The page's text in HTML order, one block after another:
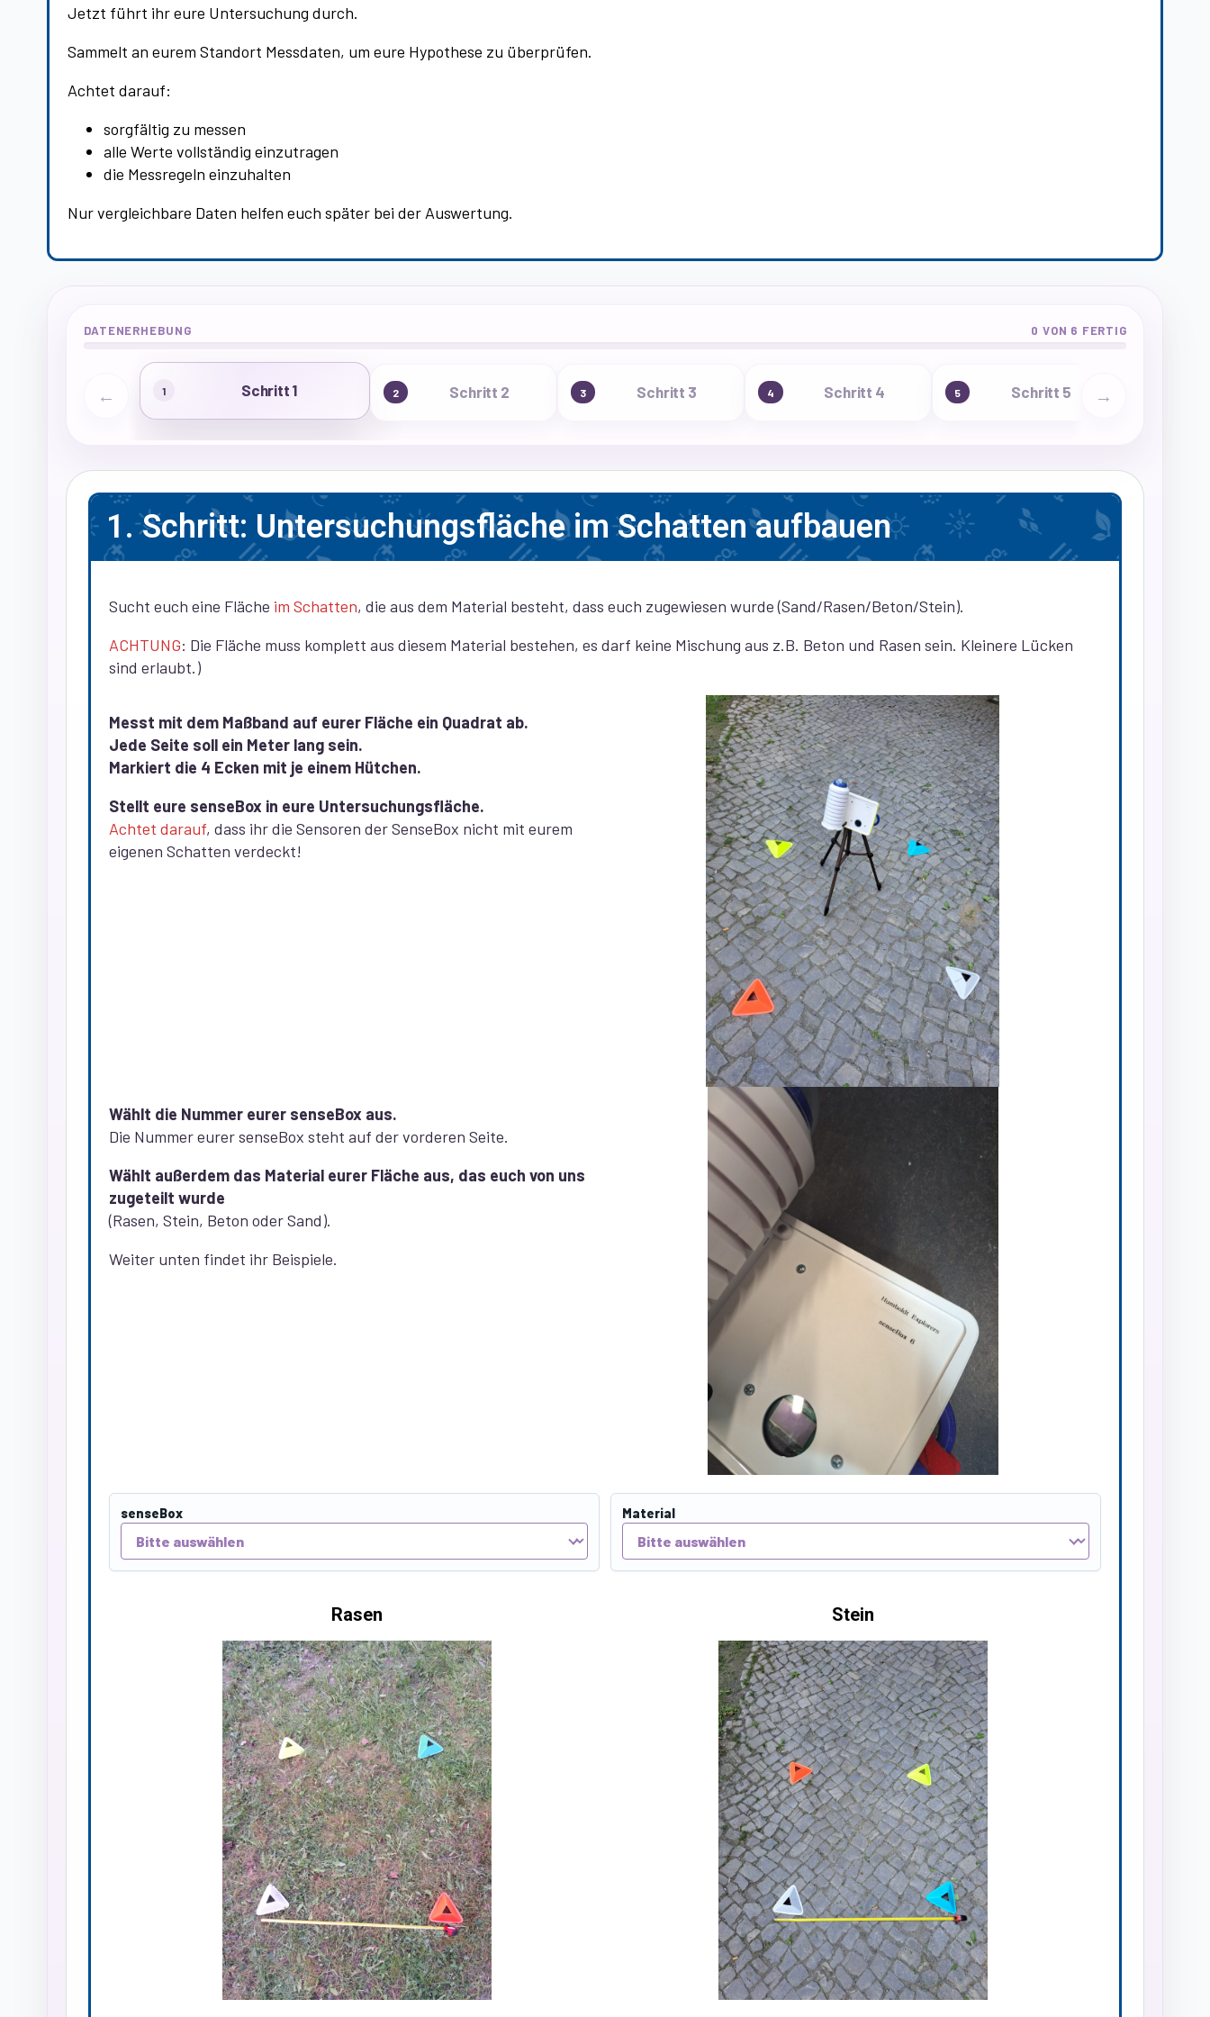
Jetzt führt ihr eure Untersuchung durch.
Sammelt an eurem Standort Messdaten, um eure Hypothese zu überprüfen.
Achtet darauf:
sorgfältig zu messen
alle Werte vollständig einzutragen
die Messregeln einzuhalten
Nur vergleichbare Daten helfen euch später bei der Auswertung.
DATENERHEBUNG 0 VON 6 FERTIG
← 1 Schritt 1 2 Schritt 2 3 Schritt 3 4 Schritt 4 5 Schritt 5 →
1. Schritt: Untersuchungsfläche im Schatten aufbauen
Sucht euch eine Fläche im Schatten, die aus dem Material besteht, dass euch zugewiesen wurde (Sand/Rasen/Beton/Stein).
ACHTUNG: Die Fläche muss komplett aus diesem Material bestehen, es darf keine Mischung aus z.B. Beton und Rasen sein. Kleinere Lücken
sind erlaubt.)
Messt mit dem Maßband auf eurer Fläche ein Quadrat ab.
Jede Seite soll ein Meter lang sein.
Markiert die 4 Ecken mit je einem Hütchen.
Stellt eure senseBox in eure Untersuchungsfläche.
Achtet darauf, dass ihr die Sensoren der SenseBox nicht mit eurem
eigenen Schatten verdeckt!
Wählt die Nummer eurer senseBox aus.
Die Nummer eurer senseBox steht auf der vorderen Seite.
Wählt außerdem das Material eurer Fläche aus, das euch von uns
zugeteilt wurde
(Rasen, Stein, Beton oder Sand).
Weiter unten findet ihr Beispiele.
senseBox Material
Rasen Stein